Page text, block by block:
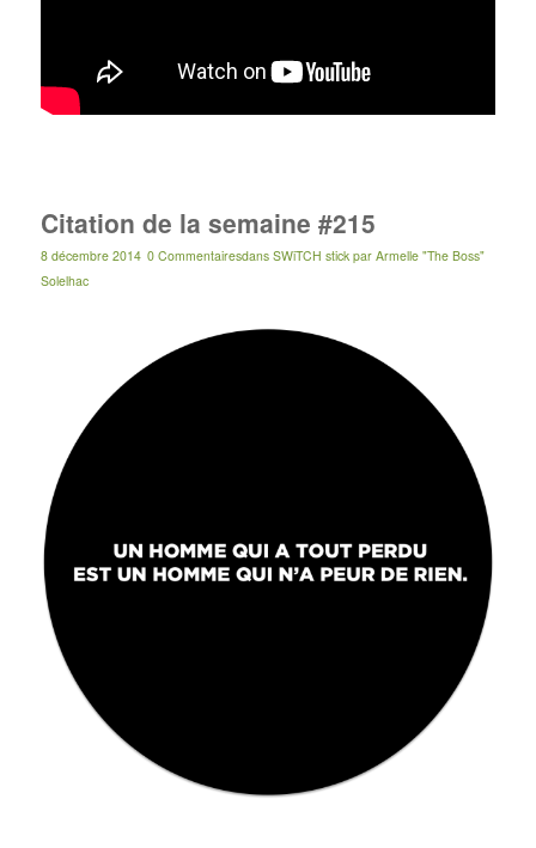
Citation de la semaine #215
8 décembre 2014 0 Commentairesdans SWiTCH stick par Armelle "The Boss"
Solelhac